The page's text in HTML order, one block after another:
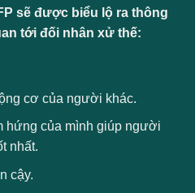
sẽ được biểu lộ ra thông
tới đối nhân xử thế:
cơ của người khác.
hứng của mình giúp người
nhất.
cậy.